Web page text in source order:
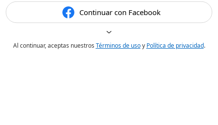
Continuar con Facebook
Al continuar, aceptas nuestros Términos de usoy Política de privacidad.